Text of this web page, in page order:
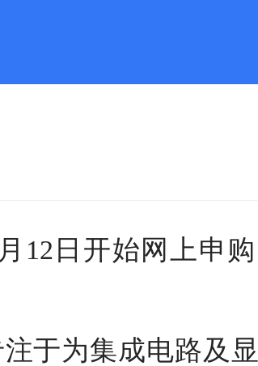
12日开始网上申
于为集成电路及